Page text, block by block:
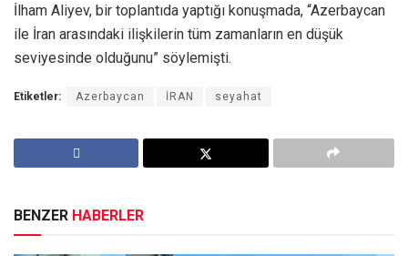
İlham Aliyev, bir toplantıda yaptığı konuşmada, “Azerbaycan
ile İran arasındaki ilişkilerin tüm zamanların en düşük
seviyesinde olduğunu” söylemişti.
Etiketler: Azerbaycan İRAN seyahat
BENZER HABERLER